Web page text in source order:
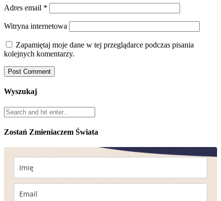
Adres email *
Witryna internetowa
Zapamiętaj moje dane w tej przeglądarce podczas pisania
kolejnych komentarzy.
Wyszukaj
Zostań Zmieniaczem Świata